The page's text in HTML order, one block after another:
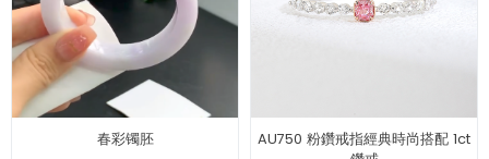
春彩镯胚
AU750 粉鑽戒指經典時尚搭配 1ct